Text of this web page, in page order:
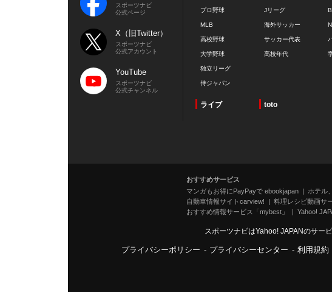
スポーツナビ
公式ページ
X（旧Twitter）
スポーツナビ
公式アカウント
YouTube
スポーツナビ
公式チャンネル
プロ野球
MLB
高校野球
大学野球
独立リーグ
侍ジャパン
Jリーグ
海外サッカー
サッカー代表
高校年代
ライブ toto
おすすめサービス
マンガもお得にPayPayで ebookjapan
ホテル
自動車情報サイトcarview!
料理レシピ動画サ
おすすめ情報サービス「mybest」
Yahoo!
スポーツナビはYahoo! JAPANのサー
プライバシーポリシー - プライバシーセンター - 利用規約